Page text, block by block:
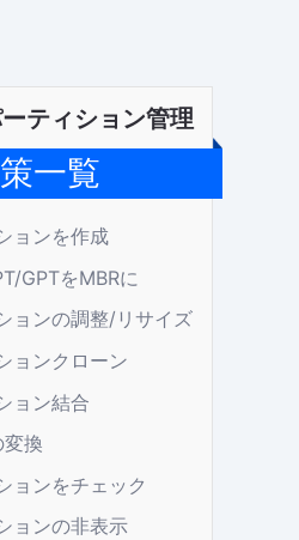
ティション管理
一覧
ョンを作成
GPTをMBRに
ョンの調整/リサイズ
ョンクローン
ョン結合
変換
ョンをチェック
ョンの非表示